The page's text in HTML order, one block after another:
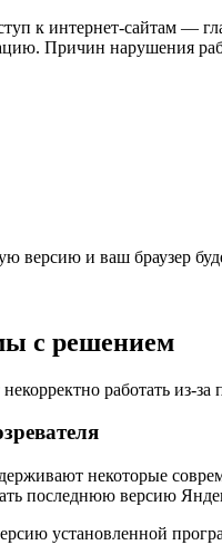
к интернет-сайтам —
Причин нарушения
версию и ваш браузер
с решением
некорректно работать
некоторые
последнюю версию
установленной